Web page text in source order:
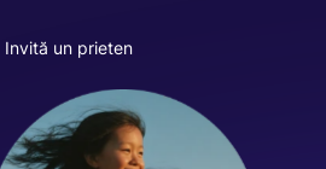
Invită un prieten